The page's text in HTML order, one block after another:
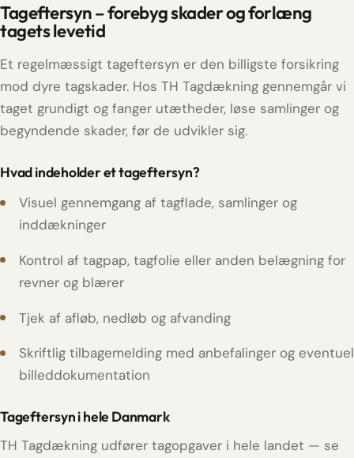
Tageftersyn – forebyg skader og forlæng
tagets levetid
Et regelmæssigt tageftersyn er den billigste forsikring
mod dyre tagskader. Hos TH Tagdækning gennemgår vi
taget grundigt og fanger utætheder, løse samlinger og
begyndende skader, før de udvikler sig.
Hvad indeholder et tageftersyn?
Visuel gennemgang af tagflade, samlinger og
inddækninger
Kontrol af tagpap, tagfolie eller anden belægning for
revner og blærer
Tjek af afløb, nedløb og afvanding
Skriftlig tilbagemelding med anbefalinger og eventuel
billeddokumentation
Tageftersyn i hele Danmark
TH Tagdækning udfører tagopgaver i hele landet — se